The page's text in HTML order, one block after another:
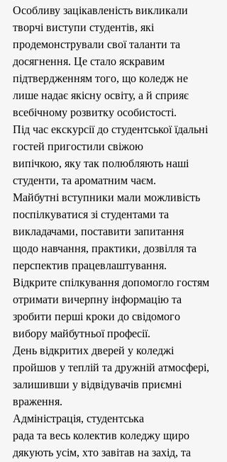
Особливу зацікавленість викликали
творчі виступи студентів, які
продемонстрували свої таланти та
досягнення. Це стало яскравим
підтвердженням того, що коледж не
лише надає якісну освіту, а й сприяє
всебічному розвитку особистості.
Під час екскурсії до студентської їдальні
гостей пригостили свіжою
випічкою, яку так полюбляють наші
студенти, та ароматним чаєм.
Майбутні вступники мали можливість
поспілкуватися зі студентами та
викладачами, поставити запитання
щодо навчання, практики, дозвілля та
перспектив працевлаштування.
Відкрите спілкування допомогло гостям
отримати вичерпну інформацію та
зробити перші кроки до свідомого
вибору майбутньої професії.
День відкритих дверей у коледжі
пройшов у теплій та дружній атмосфері,
залишивши у відвідувачів приємні
враження.
Адміністрація, студентська
рада та весь колектив коледжу щиро
дякують усім, хто завітав на захід, та